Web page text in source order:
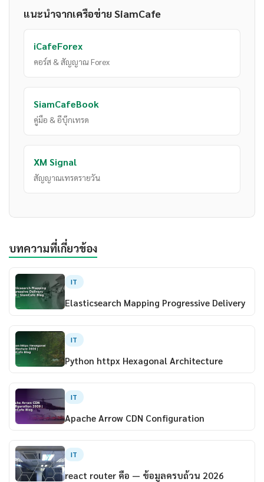
แนะนำจากเครือข่าย SiamCafe
iCafeForex
คอร์ส & สัญญาณ Forex
SiamCafeBook
คู่มือ & อีบุ๊กเทรด
XM Signal
สัญญาณเทรดรายวัน
บทความที่เกี่ยวข้อง
IT
Elasticsearch Mapping Progressive Delivery
IT
Python httpx Hexagonal Architecture
IT
Apache Arrow CDN Configuration
IT
react router คือ — ข้อมูลครบถ้วน 2026